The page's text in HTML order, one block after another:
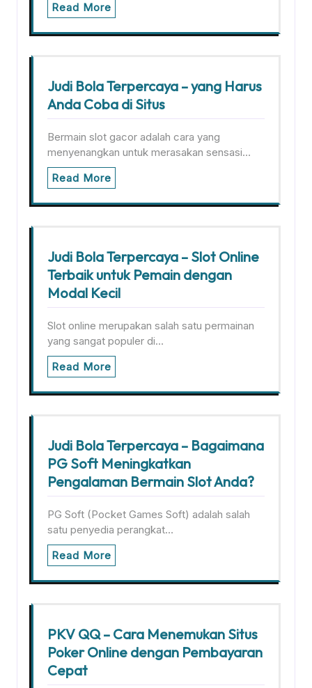
Read More
Judi Bola Terpercaya – yang Harus
Anda Coba di Situs
Bermain slot gacor adalah cara yang
menyenangkan untuk merasakan sensasi…
Read More
Judi Bola Terpercaya – Slot Online
Terbaik untuk Pemain dengan
Modal Kecil
Slot online merupakan salah satu permainan
yang sangat populer di…
Read More
Judi Bola Terpercaya – Bagaimana
PG Soft Meningkatkan
Pengalaman Bermain Slot Anda?
PG Soft (Pocket Games Soft) adalah salah
satu penyedia perangkat…
Read More
PKV QQ – Cara Menemukan Situs
Poker Online dengan Pembayaran
Cepat